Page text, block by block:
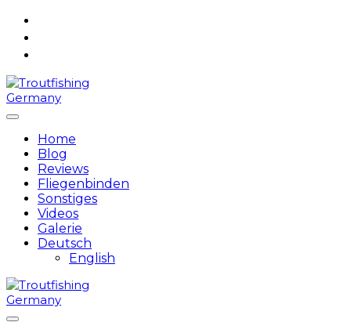
Skip
Home
Blog
Reviews
Fliegenbinden
Sonstiges
Videos
Galerie
Deutsch
English